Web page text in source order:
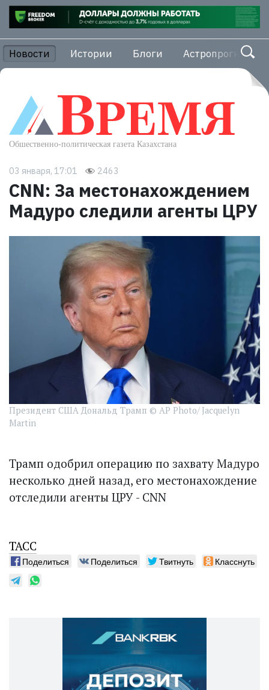
Новости Истории Блоги Астропрогноз
03 января, 17:01 2463
CNN: За местонахождением
Мадуро следили агенты ЦРУ
Президент США Дональд Трамп © AP Photo/ Jacquelyn
Martin
Трамп одобрил операцию по захвату Мадуро
несколько дней назад, его местонахождение
отследили агенты ЦРУ - CNN
ТАСС
Поделиться Поделиться Твитнуть Класснуть